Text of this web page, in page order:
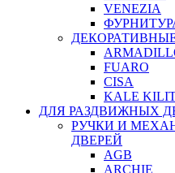
VENEZIA
FUARO
CISA
KALE
ДЛЯ РАЗДВИЖНЫХ
РУЧКИ И
ДВЕРЕЙ
AGB
ARCHIE